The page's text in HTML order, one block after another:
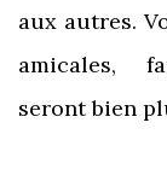
aux autres.
amicales,
seront bien